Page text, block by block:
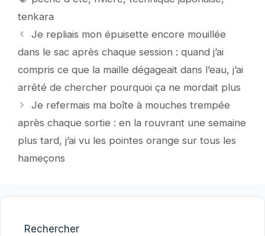
tenkara
Je repliais mon épuisette encore mouillée
dans le sac après chaque session : quand j’ai
compris ce que la maille dégageait dans l’eau, j’ai
arrêté de chercher pourquoi ça ne mordait plus
Je refermais ma boîte à mouches trempée
après chaque sortie : en la rouvrant une semaine
plus tard, j’ai vu les pointes orange sur tous les
hameçons
Rechercher